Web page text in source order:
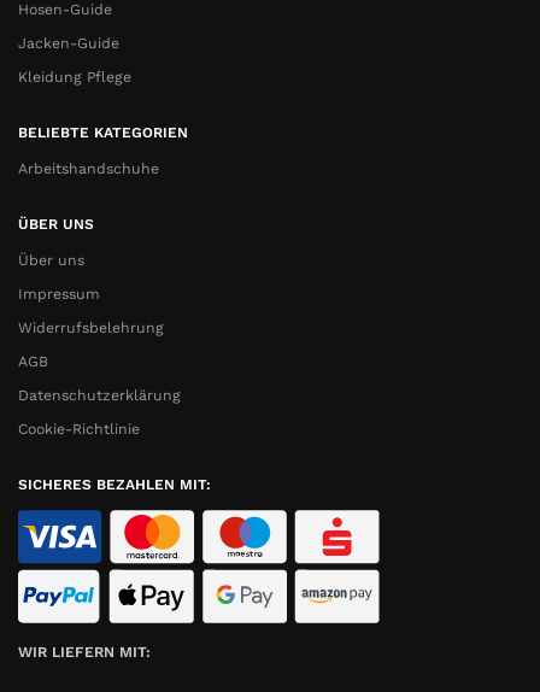
Hosen-Guide
Jacken-Guide
Kleidung Pflege
BELIEBTE KATEGORIEN
Arbeitshandschuhe
ÜBER UNS
Über uns
Impressum
Widerrufsbelehrung
AGB
Datenschutzerklärung
Cookie-Richtlinie
SICHERES BEZAHLEN MIT:
WIR LIEFERN MIT: